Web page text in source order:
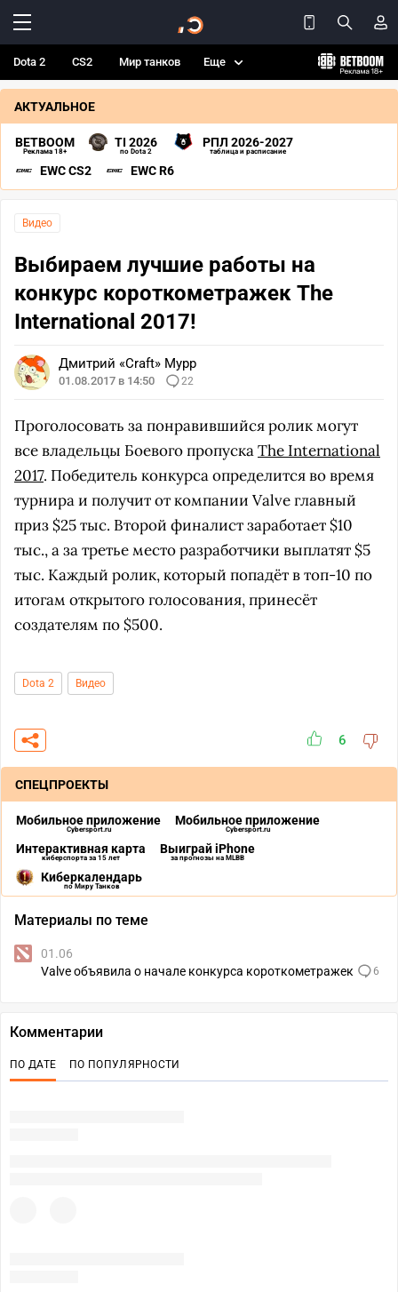
Dota 2 CS2 Мир танков Еще
АКТУАЛЬНОЕ
BETBOOM
Реклама 18+
TI 2026
по Dota 2
РПЛ 2026-2027
таблица и расписание
EWC CS2 EWC R6
Видео
Выбираем лучшие работы на
конкурс короткометражек The
International 2017!
Дмитрий «Craft» Мурр
01.08.2017 в 14:50 22
Проголосовать за понравившийся ролик могут
все владельцы Боевого пропускаThe International
2017. Победитель конкурса определится во время
турнира и получит от компании Valve главный
приз $25 тыс. Второй финалист заработает $10
тыс., а за третье место разработчики выплатят $5
тыс. Каждый ролик, который попадёт в топ-10 по
итогам открытого голосования, принесёт
создателям по $500.
Dota 2 Видео
6
СПЕЦПРОЕКТЫ
Мобильное приложение
Cybersport.ru
Мобильное приложение
Cybersport.ru
Интерактивная карта
киберспорта за 15 лет
Выиграй iPhone
за прогнозы на MLBB
Киберкалендарь
по Миру Танков
Материалы по теме
01.06
Valve объявила о начале конкурса короткометражек
6
Комментарии
ПО ДАТЕ ПО ПОПУЛЯРНОСТИ